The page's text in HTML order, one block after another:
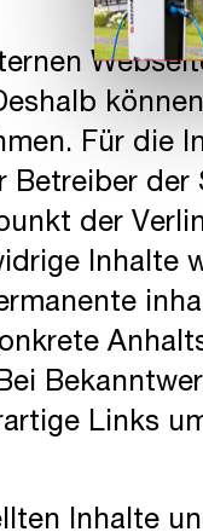
Für die
der
der
Inhalte
Links
Inhalte